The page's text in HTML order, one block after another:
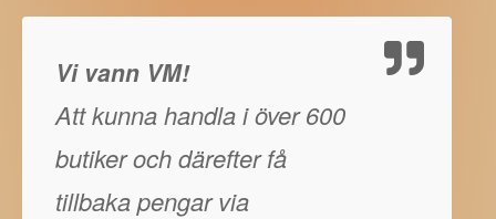
Vi vann VM!
Att kunna handla i över 600
butiker och därefter få
tillbaka pengar via